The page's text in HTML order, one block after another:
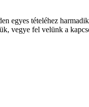
egyes tételéhez
vegye fel velünk a